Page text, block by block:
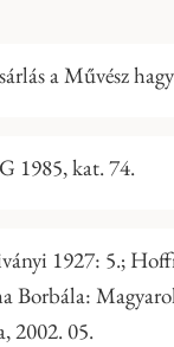
a Művész
1985, kat. 74.
1927: 5.;
Borbála:
2002. 05.